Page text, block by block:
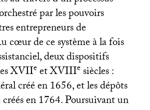
par les pouvoirs
entrepreneurs de
cœur de ce système à la fois
deux dispositifs
XVIIeetXVIIIesiècles :
créé en 1656, et les dépôts
en 1764. Poursuivant un